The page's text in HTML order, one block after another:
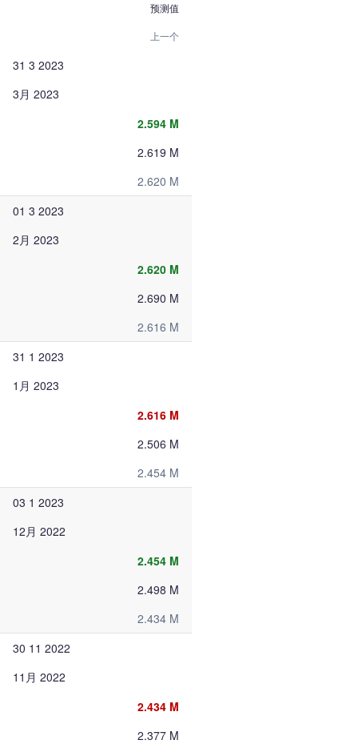
预测值
上一个
31 3 2023
3月 2023
2.594 M
2.619 M
2.620 M
01 3 2023
2月 2023
2.620 M
2.690 M
2.616 M
31 1 2023
1月 2023
2.616 M
2.506 M
2.454 M
03 1 2023
12月 2022
2.454 M
2.498 M
2.434 M
30 11 2022
11月 2022
2.434 M
2.377 M